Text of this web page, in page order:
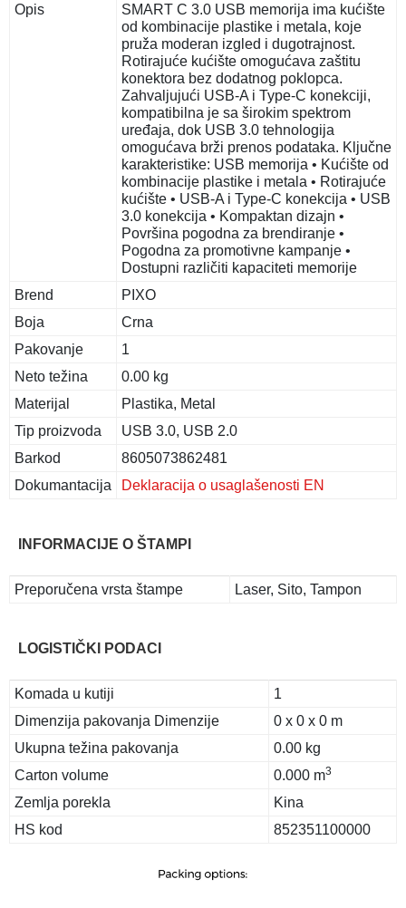
Opis
SMART C 3.0 USB memorija ima kućište
od kombinacije plastike i metala, koje
pruža moderan izgled i dugotrajnost.
Rotirajuće kućište omogućava zaštitu
konektora bez dodatnog poklopca.
Zahvaljujući USB-A i Type-C konekciji,
kompatibilna je sa širokim spektrom
uređaja, dok USB 3.0 tehnologija
omogućava brži prenos podataka. Ključne
karakteristike: USB memorija • Kućište od
kombinacije plastike i metala • Rotirajuće
kućište • USB-A i Type-C konekcija • USB
3.0 konekcija • Kompaktan dizajn •
Površina pogodna za brendiranje •
Pogodna za promotivne kampanje •
Dostupni različiti kapaciteti memorije
Brend
PIXO
Boja
Crna
Pakovanje
1
Neto težina
0.00 kg
Materijal
Plastika, Metal
Tip proizvoda
USB 3.0, USB 2.0
Barkod
8605073862481
Dokumantacija
Deklaracija o usaglašenosti EN
INFORMACIJE O ŠTAMPI
Preporučena vrsta štampe Laser, Sito, Tampon
LOGISTIČKI PODACI
Komada u kutiji
1
Dimenzija pakovanja Dimenzije
0 x 0 x 0 m
Ukupna težina pakovanja
0.00 kg
Carton volume
0.000 m3
Zemlja porekla
Kina
HS kod
852351100000